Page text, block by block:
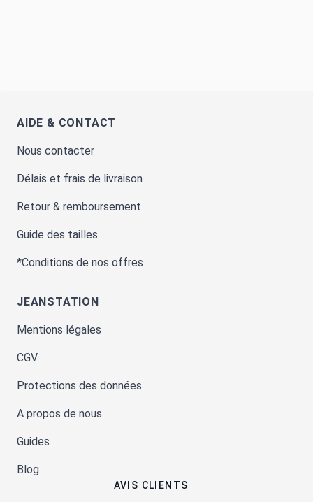
AIDE & CONTACT
Nous contacter
Délais et frais de livraison
Retour & remboursement
Guide des tailles
*Conditions de nos offres
JEANSTATION
Mentions légales
CGV
Protections des données
A propos de nous
Guides
Blog
AVIS CLIENTS